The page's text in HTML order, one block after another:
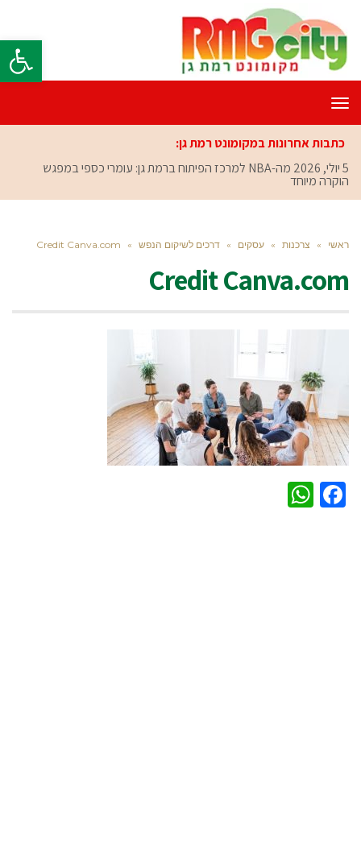
פתח
תפריט
כתבות אחרונות במקומונט רמת גן:
5 יולי, 2026
מה-NBA למרכז הפיתוח ברמת גן: עומרי כספי במפגש
הוקרה מיוחד
ראשי » צרכנות » עסקים » דרכים לשיקום הנפש »
Credit Canva.com
Credit Canva.com
Facebook